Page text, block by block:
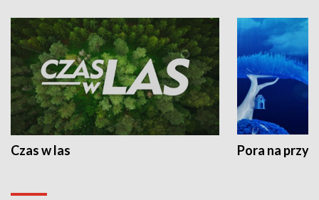
Czas w las Pora na